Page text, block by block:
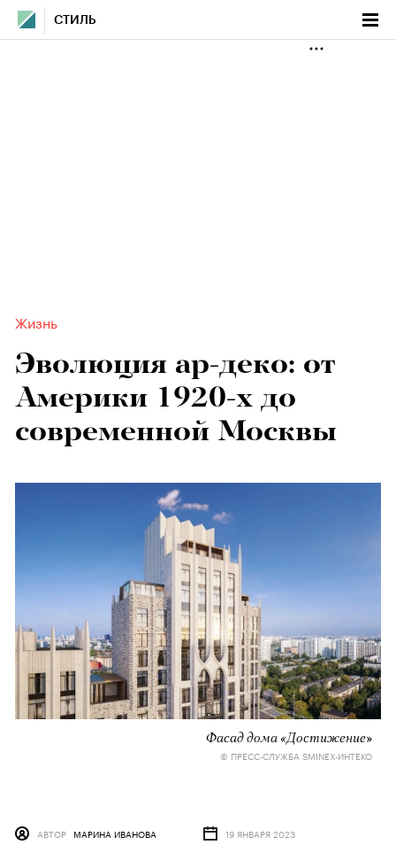
СТИЛЬ
Жизнь
Эволюция ар-деко: от
Америки 1920-х до
современной Москвы
Фасад дома «Достижение»
© ПРЕСС-СЛУЖБА SMINEX-ИНТЕКО
АВТОР МАРИНА ИВАНОВА 19 ЯНВАРЯ 2023